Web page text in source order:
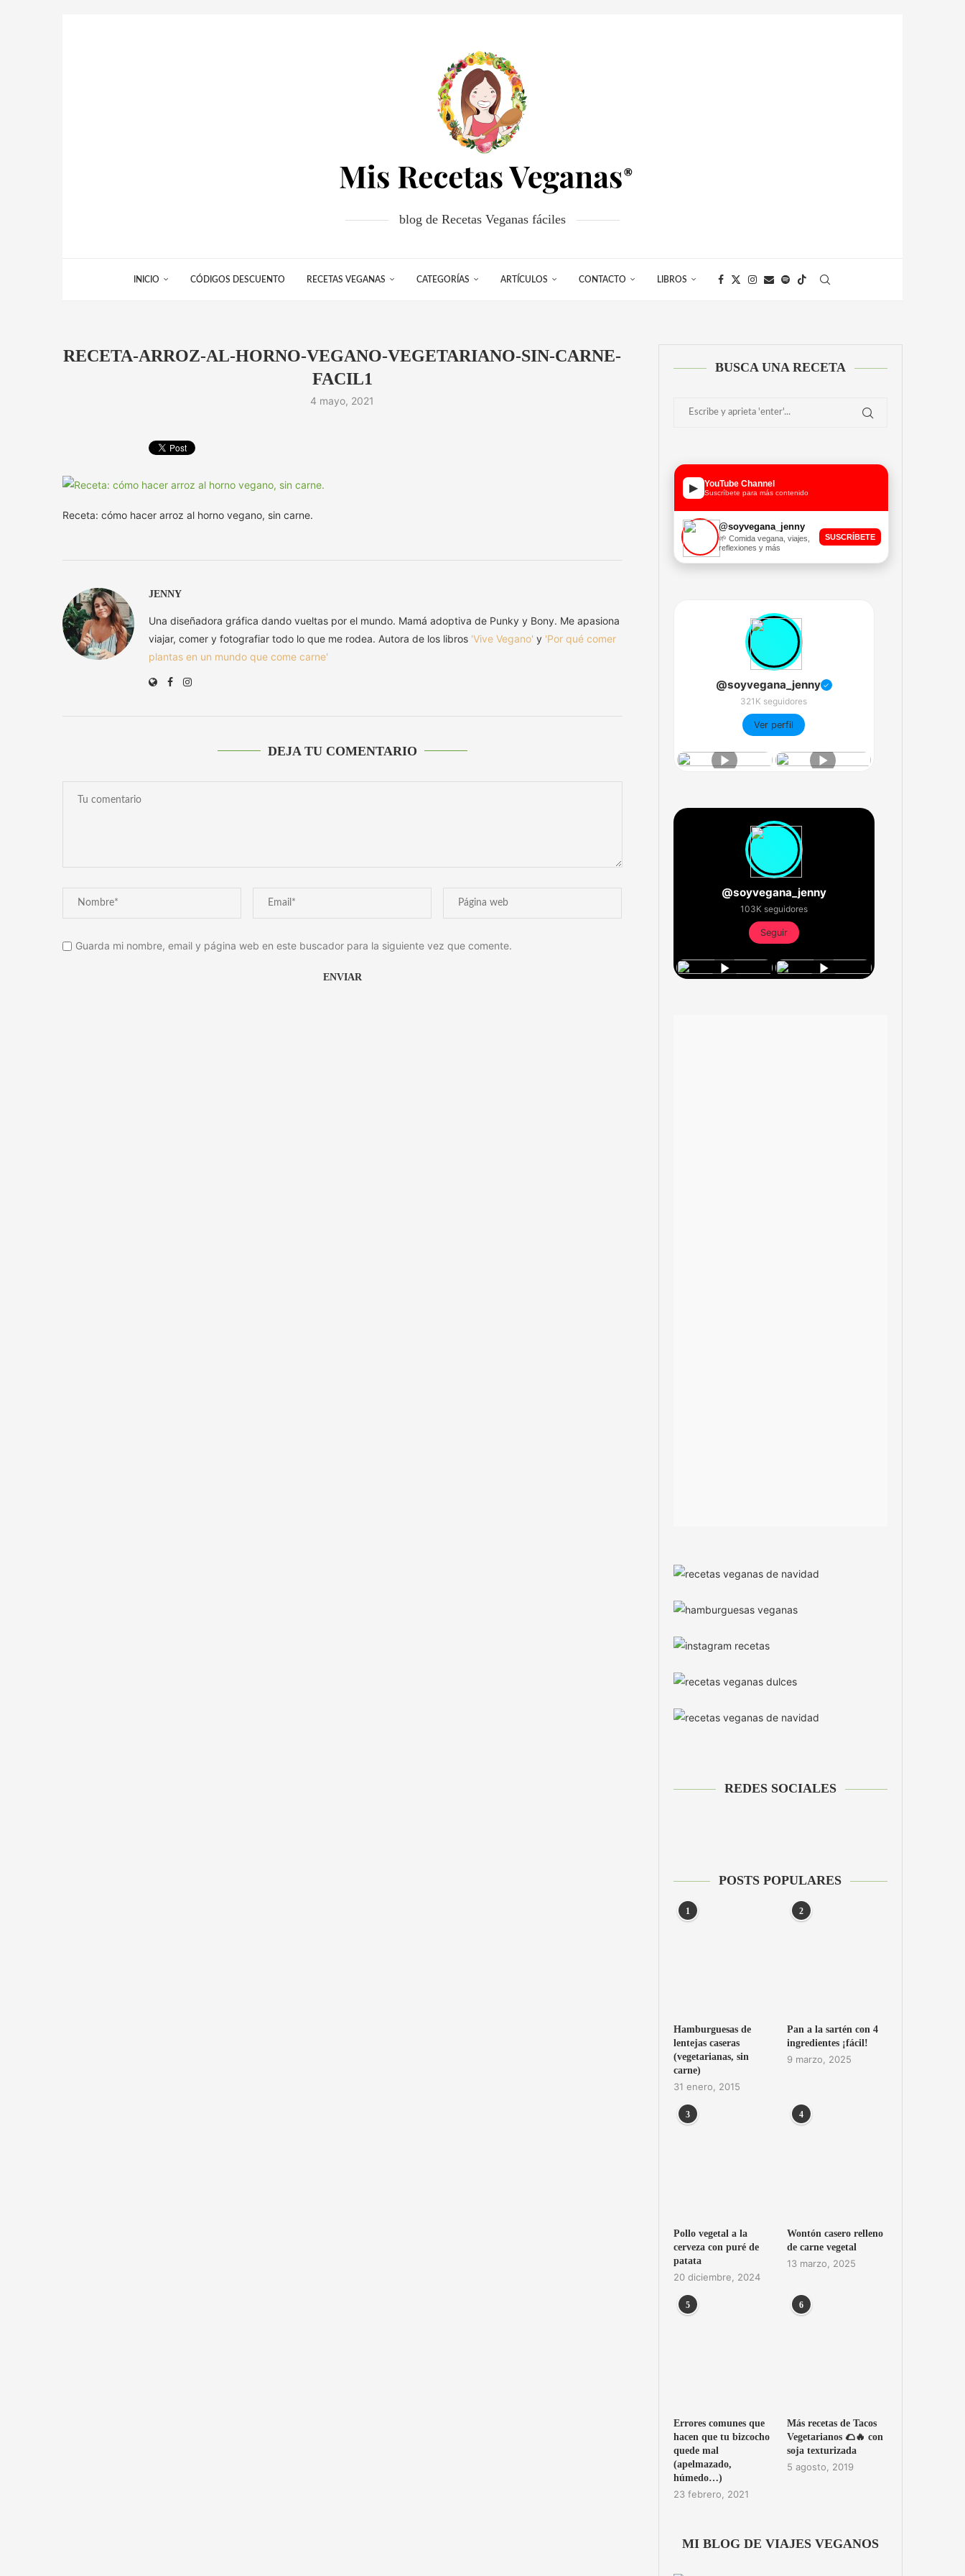
blog de Recetas Veganas fáciles
INICIO CÓDIGOS DESCUENTO RECETAS VEGANAS CATEGORÍAS ARTÍCULOS CONTACTO LIBROS
RECETA-ARROZ-AL-HORNO-VEGANO-VEGETARIANO-SIN-CARNE-
FACIL1
4 mayo, 2021
Receta: cómo hacer arroz al horno vegano, sin carne.
JENNY
Una diseñadora gráfica dando vueltas por el mundo. Mamá adoptiva de Punky y Bony. Me apasiona
viajar, comer y fotografiar todo lo que me rodea. Autora de los libros 'Vive Vegano' y 'Por qué comer
plantas en un mundo que come carne'
DEJA TU COMENTARIO
Guarda mi nombre, email y página web en este buscador para la siguiente vez que comente.
BUSCA UNA RECETA
▶ YouTube Channel
Suscríbete para más contenido
@soyvegana_jenny
🌱 Comida vegana, viajes,
reflexiones y más
SUSCRÍBETE
@soyvegana_jenny ✓
321K seguidores
Ver perfil
@soyvegana_jenny
103K seguidores
Seguir
REDES SOCIALES
POSTS POPULARES
1
Hamburguesas de
lentejas caseras
(vegetarianas, sin
carne)
31 enero, 2015
2
Pan a la sartén con 4
ingredientes ¡fácil!
9 marzo, 2025
3
Pollo vegetal a la
cerveza con puré de
patata
20 diciembre, 2024
4
Wontón casero relleno
de carne vegetal
13 marzo, 2025
5
Errores comunes que
hacen que tu bizcocho
quede mal
(apelmazado,
húmedo…)
23 febrero, 2021
6
Más recetas de Tacos
Vegetarianos 🌮🔥 con
soja texturizada
5 agosto, 2019
MI BLOG DE VIAJES VEGANOS